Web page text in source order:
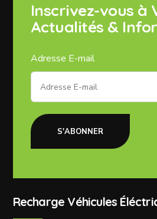
Inscrivez-vous à
Actualités &
Adresse E-mail
S'ABONNER
Recharge Véhicules